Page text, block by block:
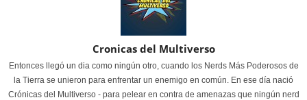
Cronicas del Multiverso
Entonces llegó un dia como ningún otro, cuando los Nerds Más Poderosos de
la Tierra se unieron para enfrentar un enemigo en común. En ese día nació
Crónicas del Multiverso - para pelear en contra de amenazas que ningún nerd